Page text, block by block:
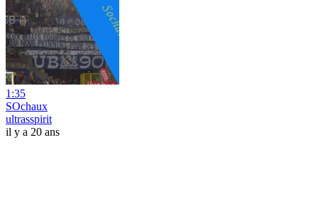
1:35
SOchaux
ultrasspirit
il y a 20 ans